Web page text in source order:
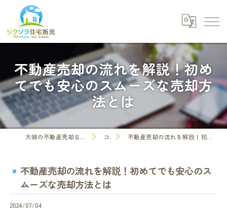
不動産売却の流れを解説！初め
てでも安心のスムーズな売却方
法とは
大阪の不動産売却なら株式会社リクソラ住宅販売 コラム 不動産売却の流れを解説！初めてでも安心のスムーズな売却方法とは
不動産売却の流れを解説！初めてでも安心のス
ムーズな売却方法とは
2024/07/04